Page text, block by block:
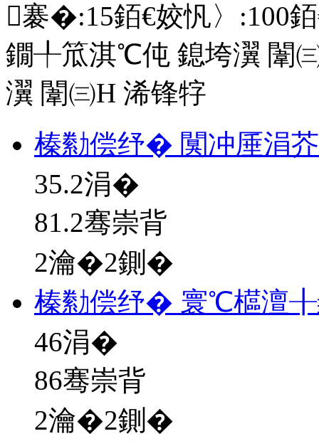
褰�:15銆€姣忛〉:100
鐗╀笟淇℃伅 鎴垮瀷 闈
瀷 闈㈢Н 浠锋牸
榛勬偿纾� 闃冲厜涓
35.2涓�
81.2骞崇背
2瀹�2鍘�
榛勬偿纾� 寰℃櫙澶
46涓�
86骞崇背
2瀹�2鍘�